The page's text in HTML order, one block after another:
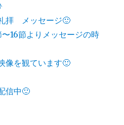
拝 メッセージ🙂
16節よりメッセージの時
像を観ています🙂
信中🙂